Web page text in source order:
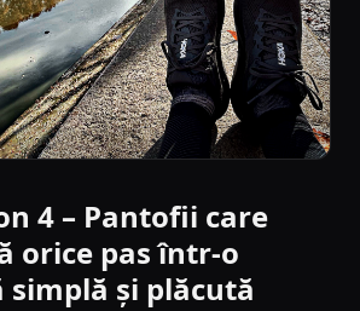
4 – Pantofii care
orice pas într-o
și plăcută